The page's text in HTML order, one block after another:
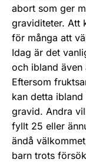
abort som ger
graviditeter. Att
för många att
Idag är det
och ibland även
Eftersom
kan detta
gravid. Andra
fyllt 25 eller
ändå
barn trots